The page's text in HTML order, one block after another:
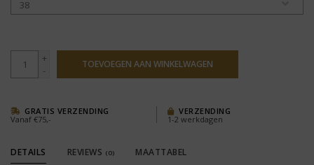
+
-
TOEVOEGEN AAN WINKELWAGEN
GRATIS VERZENDING
Vanaf €75,-
VERZENDING
1-2 werkdagen
DETAILS REVIEWS (0) MAATTABEL